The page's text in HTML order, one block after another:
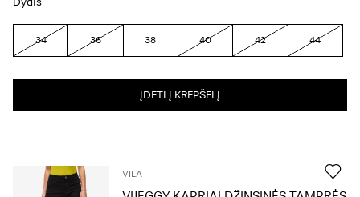
34 36 38 40 42 44
ĮDĖTI Į KREPŠELĮ
VILA